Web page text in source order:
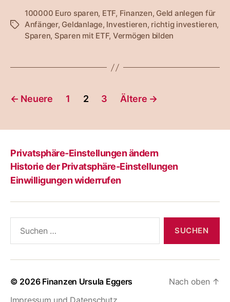
Schlagwörter
100000 Euro sparen, ETF, Finanzen, Geld anlegen für
Anfänger, Geldanlage, Investieren, richtig investieren,
Sparen, Sparen mit ETF, Vermögen bilden
Seitennummerierung
Beiträge
← Neuere 1 2 3 Ältere →
Privatsphäre-Einstellungen ändern
Historie der Privatsphäre-Einstellungen
Einwilligungen widerrufen
nach:
© 2026 Finanzen Ursula Eggers
Impressum und Datenschutz
Nach oben ↑